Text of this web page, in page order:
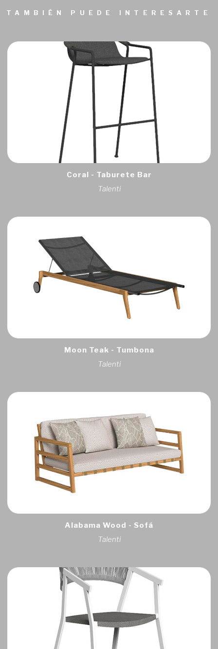
TAMBIÉN PUEDE INTERESARTE
Coral - Taburete Bar
Talenti
Moon Teak - Tumbona
Talenti
Alabama Wood - Sofá
Talenti